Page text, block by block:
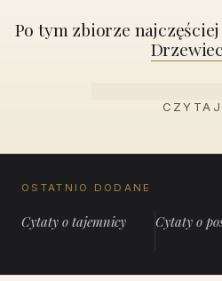
Po tym zbiorze
CZYTAJ
OSTATNIO DODANE
Cytaty o tajemnicy Cytaty o